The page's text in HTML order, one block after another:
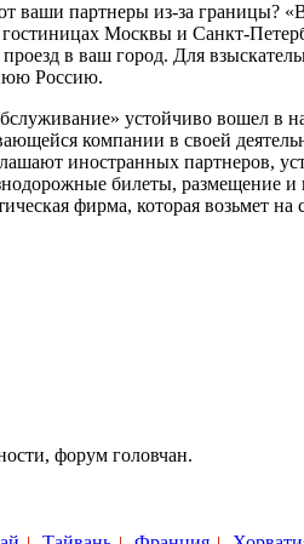
ваши партнеры из-за границы?
Москвы и Санкт-
в ваш город. Для
Россию.
устойчиво вошел в
компании в своей
иностранных партнеров,
билеты, размещение
фирма, которая возьмет
форум головчан.